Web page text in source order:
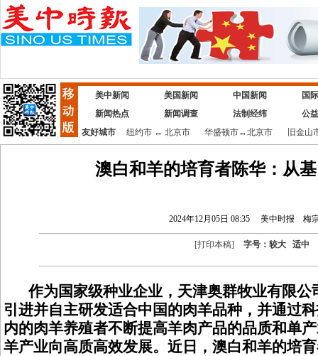
美中新闻 美国新闻 中国新闻
国
新闻热点
新闻调查 法制经纬
公
友好城市
纽约市↔ 北京市 华盛顿市↔北京市 旧金山
澳白和羊的培育者陈华：从
2024年12月05日 08:35 美中时报 梅
[打印本稿] 字号： 较大 适中
作为国家级种业企业，天津奥群牧业有限
引进并自主研发适合中国的肉羊品种，并通过
内的肉羊养殖者不断提高羊肉产品的品质和单
羊产业向高质高效发展。近日，澳白和羊的培